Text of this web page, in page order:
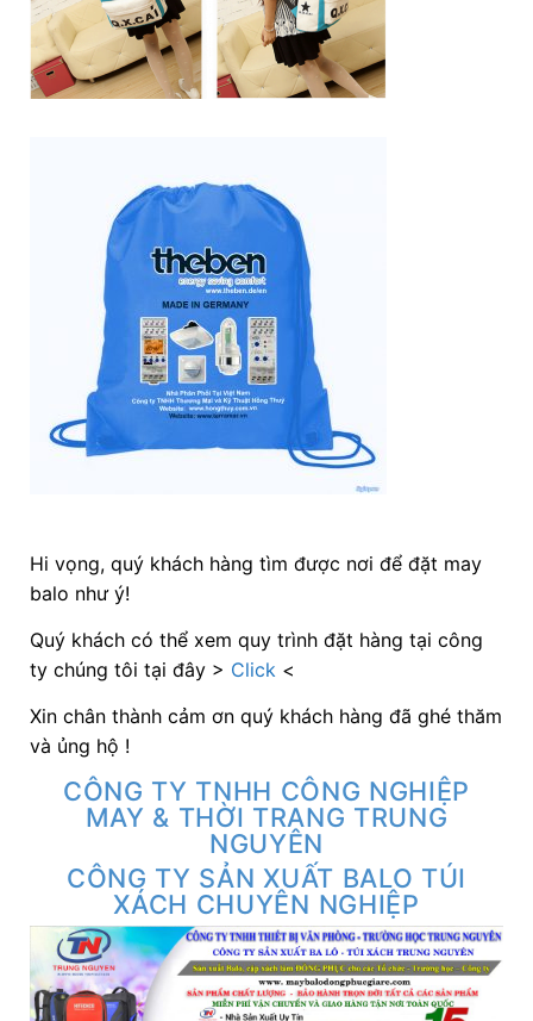
Hi vọng, quý khách hàng tìm được nơi để đặt may
balo như ý!
Quý khách có thể xem quy trình đặt hàng tại công
ty chúng tôi tại đây > Click<
Xin chân thành cảm ơn quý khách hàng đã ghé thăm
và ủng hộ !
CÔNG TY TNHH CÔNG NGHIỆP
MAY & THỜI TRANG TRUNG
NGUYÊN
CÔNG TY SẢN XUẤT BALO TÚI
XÁCH CHUYÊN NGHIỆP